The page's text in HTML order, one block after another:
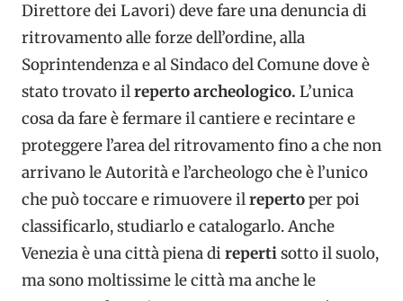
Direttore dei Lavori) deve fare una denuncia di
ritrovamento alle forze dell’ordine, alla
Soprintendenza e al Sindaco del Comune dove è
stato trovato ilreperto archeologico. L’unica
cosa da fare è fermare il cantiere e recintare e
proteggere l’area del ritrovamento fino a che non
arrivano le Autorità e l’archeologo che è l’unico
che può toccare e rimuovere ilrepertoper poi
classificarlo, studiarlo e catalogarlo. Anche
Venezia è una città piena di repertisotto il suolo,
ma sono moltissime le città ma anche le